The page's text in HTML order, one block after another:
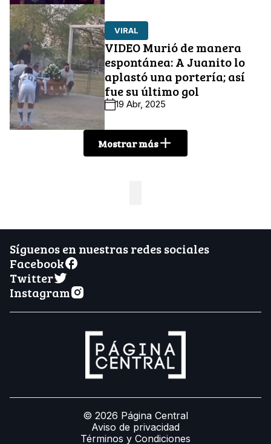
VIRAL
VIDEO Murió de manera
espontánea: A Juanito lo
aplastó una portería; así
fue su último gol
19 Abr, 2025
Mostrar más
Síguenos en nuestras redes sociales
Facebook
Twitter
Instagram
© 2026 Página Central
Aviso de privacidad
Términos y Condiciones